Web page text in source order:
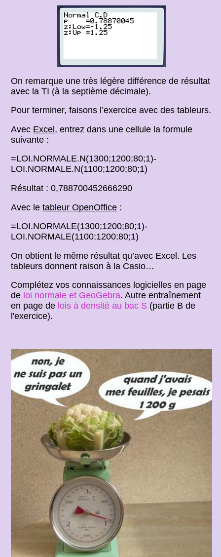
On remarque une très légère différence de résultat
avec la TI (à la septième décimale).
Pour terminer, faisons l’exercice avec des tableurs.
Avec Excel, entrez dans une cellule la formule
suivante :
=LOI.NORMALE.N(1300;1200;80;1)-
LOI.NORMALE.N(1100;1200;80;1)
Résultat : 0,788700452666290
Avec letableur OpenOffice :
=LOI.NORMALE(1300;1200;80;1)-
LOI.NORMALE(1100;1200;80;1)
On obtient le même résultat qu’avec Excel. Les
tableurs donnent raison à la Casio…
Complétez vos connaissances logicielles en page
de loi normale et GeoGebra. Autre entraînement
en page de lois à densité au bac S (partie B de
l'exercice).